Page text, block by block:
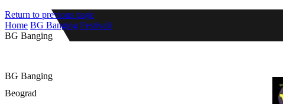
Return to previous page
Home BG Banging Festivali
BG Banging
BG Banging
Beograd